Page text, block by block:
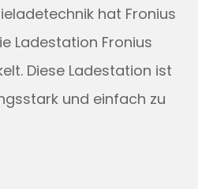
hat Fronius
Ladestation Fronius
Diese Ladestation ist
und einfach zu